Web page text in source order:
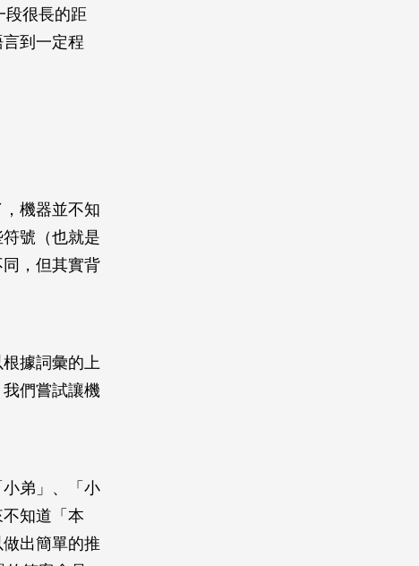
段很長的距
到一定程
機器並不知
號（也就是
，但其實背
據詞彙的上
們嘗試讓機
弟」、「小
知道「本
出簡單的推